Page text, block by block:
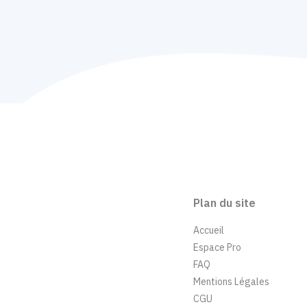
Plan du site
Accueil
Espace Pro
FAQ
Mentions Légales
CGU